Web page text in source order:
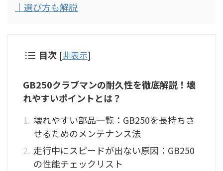
｜選び方も解説
目次 [非表示]
GB250クラブマンの耐久性を徹底解説！壊
れやすいポイントとは？
壊れやすい部品一覧：GB250を長持ちさ
せるためのメンテナンス法
走行中にスピードが出ない原因：GB250
の性能チェックリスト